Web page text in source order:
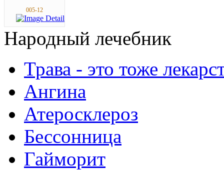
005-12
Народный лечебник
Трава - это тоже
Ангина
Атеросклероз
Бессонница
Гайморит